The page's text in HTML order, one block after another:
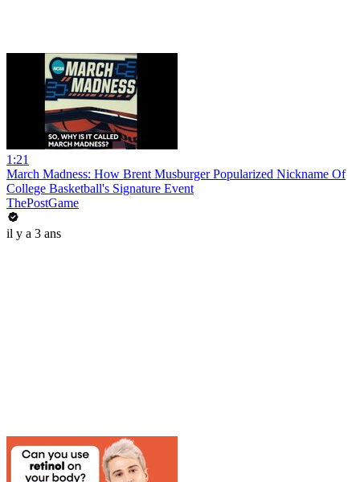
1:21
March Madness: How Brent Musburger Popularized Nickname Of
College Basketball's Signature Event
ThePostGame
il y a 3 ans